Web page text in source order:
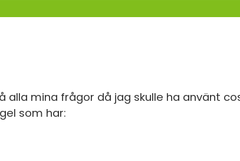
mina frågor då jag skulle ha använt
som har: